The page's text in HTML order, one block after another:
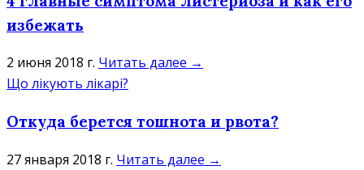
избежать
2 июня 2018 г. Читать далее →
Що лікують лікарі?
Откуда берется тошнота и рвота?
27 января 2018 г. Читать далее →